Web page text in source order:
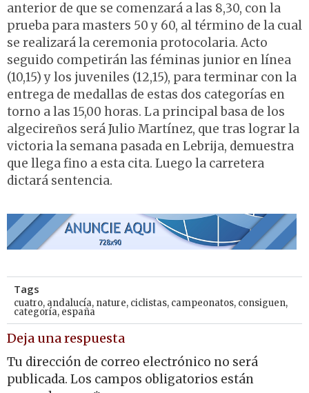
anterior de que se comenzará a las 8,30, con la
prueba para masters 50 y 60, al término de la cual
se realizará la ceremonia protocolaria. Acto
seguido competirán las féminas junior en línea
(10,15) y los juveniles (12,15), para terminar con la
entrega de medallas de estas dos categorías en
torno a las 15,00 horas. La principal basa de los
algecireños será Julio Martínez, que tras lograr la
victoria la semana pasada en Lebrija, demuestra
que llega fino a esta cita. Luego la carretera
dictará sentencia.
Tags
cuatro, andalucía, nature, ciclistas, campeonatos, consiguen,
categoría, españa
Deja una respuesta
Tu dirección de correo electrónico no será
publicada. Los campos obligatorios están